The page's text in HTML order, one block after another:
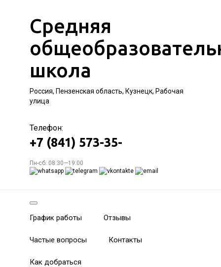
Средняя
школа
Россия, Пензенская область, Кузнецк, Рабочая
улица
Телефон:
+7 (841) 573-35-
Пн-сб: 08:30—19:00
График работы Отзывы
Частые вопросы Контакты
Как добраться